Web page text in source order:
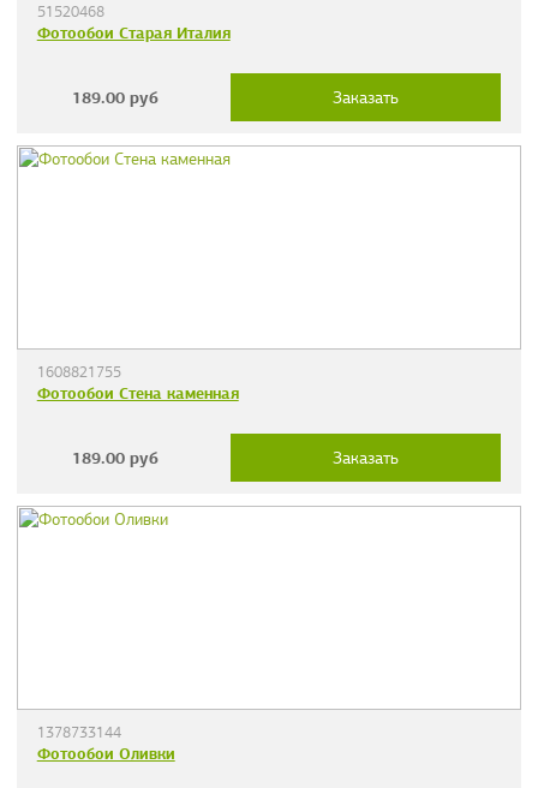
51520468
Фотообои Старая Италия
189.00 руб Заказать
1608821755
Фотообои Стена каменная
189.00 руб Заказать
1378733144
Фотообои Оливки